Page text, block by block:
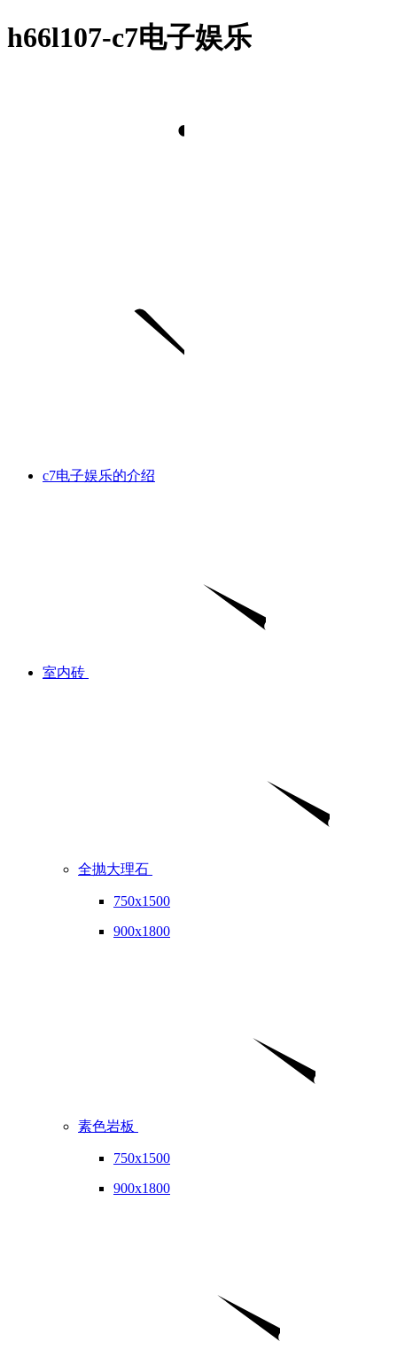
h66l107-c7电子娱乐
c7电子娱乐的介绍
室内砖
全抛大理石
750x1500
900x1800
素色岩板
750x1500
900x1800